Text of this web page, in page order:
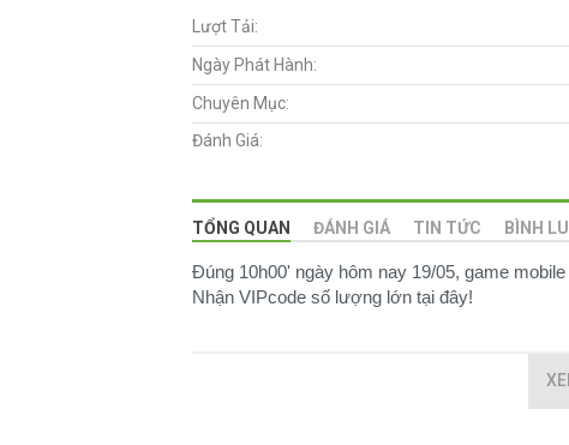
Lượt Tải:
Ngày Phát Hành:
Chuyên Mục:
Đánh Giá:
TỔNG QUAN ĐÁNH GIÁ TIN TỨC BÌNH
Đúng 10h00' ngày hôm nay 19/05, game
Nhận VIPcode số lượng lớn tại đây!